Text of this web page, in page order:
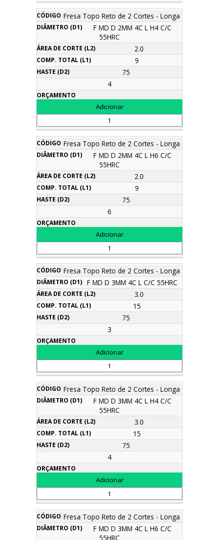
Fresa Topo Reto de 2 Cortes - Longa
F MD D 2MM 4C L H4 C/C
55HRC
2.0
9
75
4
Fresa Topo Reto de 2 Cortes - Longa
F MD D 2MM 4C L H6 C/C
55HRC
2.0
9
75
6
Fresa Topo Reto de 2 Cortes - Longa
F MD D 3MM 4C L C/C 55HRC
3.0
15
75
3
Fresa Topo Reto de 2 Cortes - Longa
F MD D 3MM 4C L H4 C/C
55HRC
3.0
15
75
4
Fresa Topo Reto de 2 Cortes - Longa
F MD D 3MM 4C L H6 C/C
55HRC